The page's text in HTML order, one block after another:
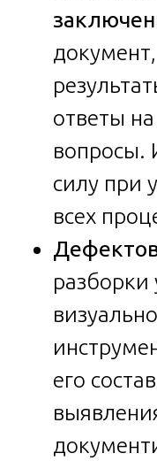
ответы
вопросы.
силу при
всех
разборки
его